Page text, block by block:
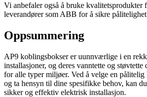
Vi anbefaler også å bruke kvalitetsprodukter
leverandører som ABB for å sikre
Oppsummering
AP9 koblingsbokser er uunnværlige i en
installasjoner, og deres vanntette og
for alle typer miljøer. Ved å velge en
og ta hensyn til dine spesifikke behov, kan
sikker og effektiv elektrisk installasjon.